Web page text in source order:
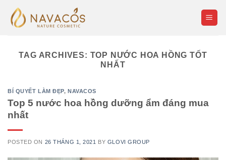
TAG ARCHIVES: TOP NƯỚC HOA HỒNG TỐT
NHẤT
BÍ QUYẾT LÀM ĐẸP,NAVACOS
Top 5 nước hoa hồng dưỡng ẩm đáng mua
nhất
POSTED ON 26 THÁNG 1, 2021 BY GLOVI GROUP